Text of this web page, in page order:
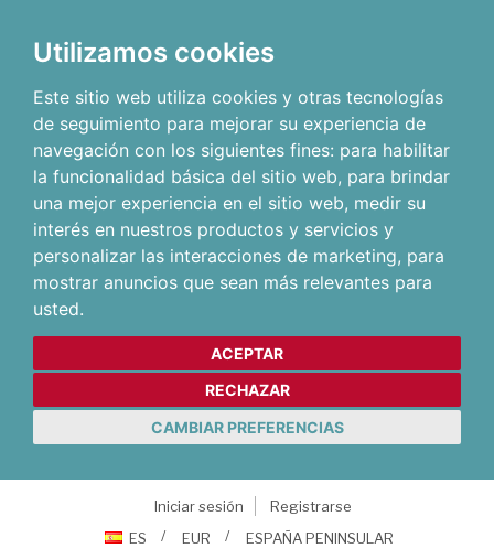
Utilizamos cookies
Este sitio web utiliza cookies y otras tecnologías
de seguimiento para mejorar su experiencia de
navegación con los siguientes fines: para habilitar
la funcionalidad básica del sitio web, para brindar
una mejor experiencia en el sitio web, medir su
interés en nuestros productos y servicios y
personalizar las interacciones de marketing, para
mostrar anuncios que sean más relevantes para
usted.
ACEPTAR
RECHAZAR
CAMBIAR PREFERENCIAS
Iniciar sesión
Registrarse
ES
EUR ESPAÑA PENINSULAR